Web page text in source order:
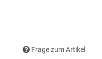
Frage zum Artikel